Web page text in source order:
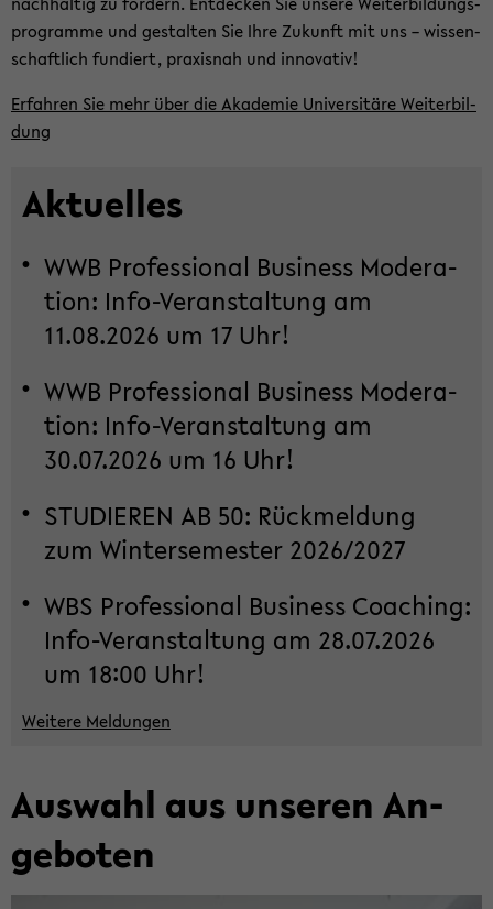
pro­gram­me und ge­stal­ten Sie Ihre Zu­kunft mit uns – wis­sen­
schaft­lich fun­diert, pra­xis­nah und in­no­va­tiv!
Er­fah­ren Sie mehr über die Aka­de­mie Uni­ver­si­tä­re Wei­ter­bil­
dung
Ak­tu­el­les
WWB Pro­fes­sio­nal Busi­ness Mo­de­ra­
ti­on: Info-​Veranstaltung am
11.08.2026 um 17 Uhr!
WWB Pro­fes­sio­nal Busi­ness Mo­de­ra­
ti­on: Info-​Veranstaltung am
30.07.2026 um 16 Uhr!
STU­DIE­REN AB 50: Rück­mel­dung
zum Win­ter­se­mes­ter 2026/2027
WBS Pro­fes­sio­nal Busi­ness Coa­ching:
Info-​Veranstaltung am 28.07.2026
um 18:00 Uhr!
Wei­te­re Mel­dun­gen
Aus­wahl aus un­se­ren An­
ge­bo­ten